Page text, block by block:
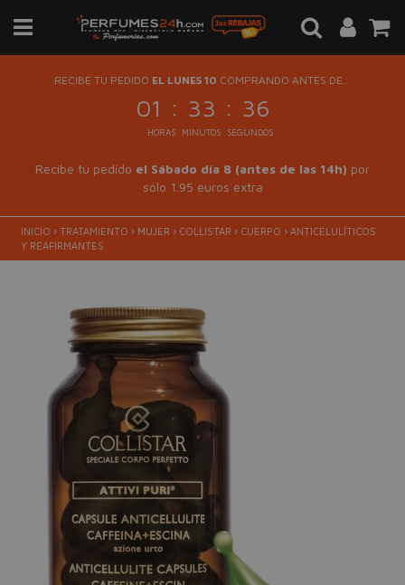
RECIBE TU PEDIDO EL LUNES 10 COMPRANDO ANTES DE...
01 : 33 : 36
HORAS MINUTOS SEGUNDOS
Recibe tu pedido el Sábado día 8 (antes de las 14h) por
sólo 1.95 euros extra
INICIO › TRATAMIENTO › MUJER › COLLISTAR › CUERPO › ANTICELULÍTICOS
Y REAFIRMANTES